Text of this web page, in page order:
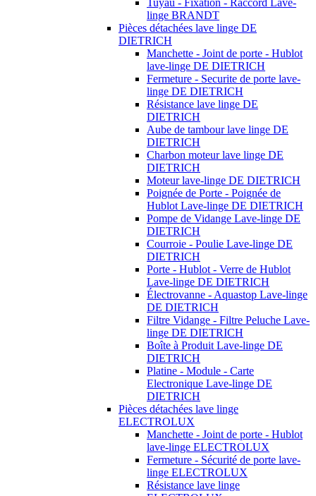
linge BRANDT
Pièces détachées lave linge DE
DIETRICH
Manchette - Joint de porte - Hublot
lave-linge DE DIETRICH
Fermeture - Securite de porte lave-
linge DE DIETRICH
Résistance lave linge DE
DIETRICH
Aube de tambour lave linge DE
DIETRICH
Charbon moteur lave linge DE
DIETRICH
Moteur lave-linge DE DIETRICH
Poignée de Porte - Poignée de
Hublot Lave-linge DE DIETRICH
Pompe de Vidange Lave-linge DE
DIETRICH
Courroie - Poulie Lave-linge DE
DIETRICH
Porte - Hublot - Verre de Hublot
Lave-linge DE DIETRICH
Électrovanne - Aquastop Lave-linge
DE DIETRICH
Filtre Vidange - Filtre Peluche Lave-
linge DE DIETRICH
Boîte à Produit Lave-linge DE
DIETRICH
Platine - Module - Carte
Electronique Lave-linge DE
DIETRICH
Pièces détachées lave linge
ELECTROLUX
Manchette - Joint de porte - Hublot
lave-linge ELECTROLUX
Fermeture - Sécurité de porte lave-
linge ELECTROLUX
Résistance lave linge